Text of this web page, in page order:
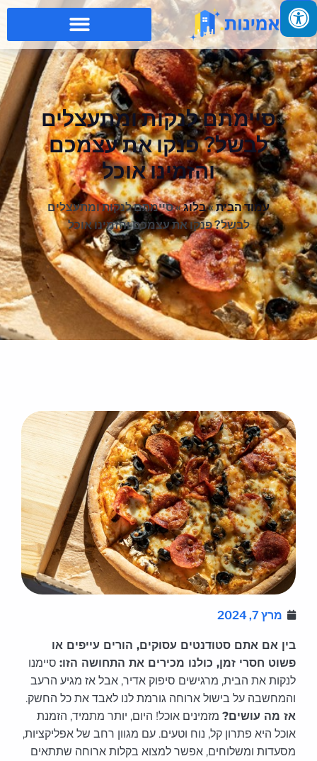
סיימתם לנקות ומתעצלים
לבשל? פנקו את עצמכם
והזמינו אוכל
עמוד הבית»בלוג»סיימתם לנקות ומתעצלים
לבשל? פנקו את עצמכם והזמינו אוכל
מרץ 7, 2024
בין אם אתם סטודנטים עסוקים, הורים עייפים או
פשוט חסרי זמן, כולנו מכירים את התחושה הזו: סיימנו
לנקות את הבית, מרגישים סיפוק אדיר, אבל אז מגיע הרעב
והמחשבה על בישול ארוחה גורמת לנו לאבד את כל החשק.
אז מה עושים?מזמינים אוכל! היום, יותר מתמיד, הזמנת
אוכל היא פתרון קל, נוח וטעים. עם מגוון רחב של אפליקציות,
מסעדות ומשלוחים, אפשר למצוא בקלות ארוחה שתתאים